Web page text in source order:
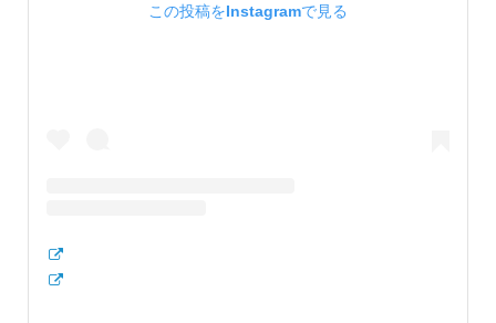
この投稿をInstagramで見る